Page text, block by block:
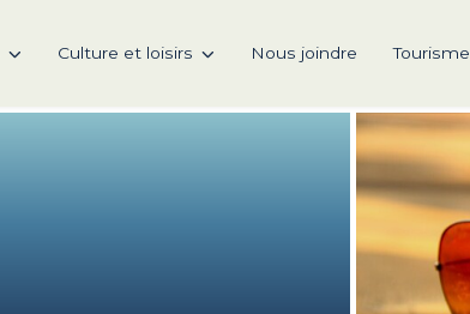
Culture et loisirs Nous joindre Tourisme